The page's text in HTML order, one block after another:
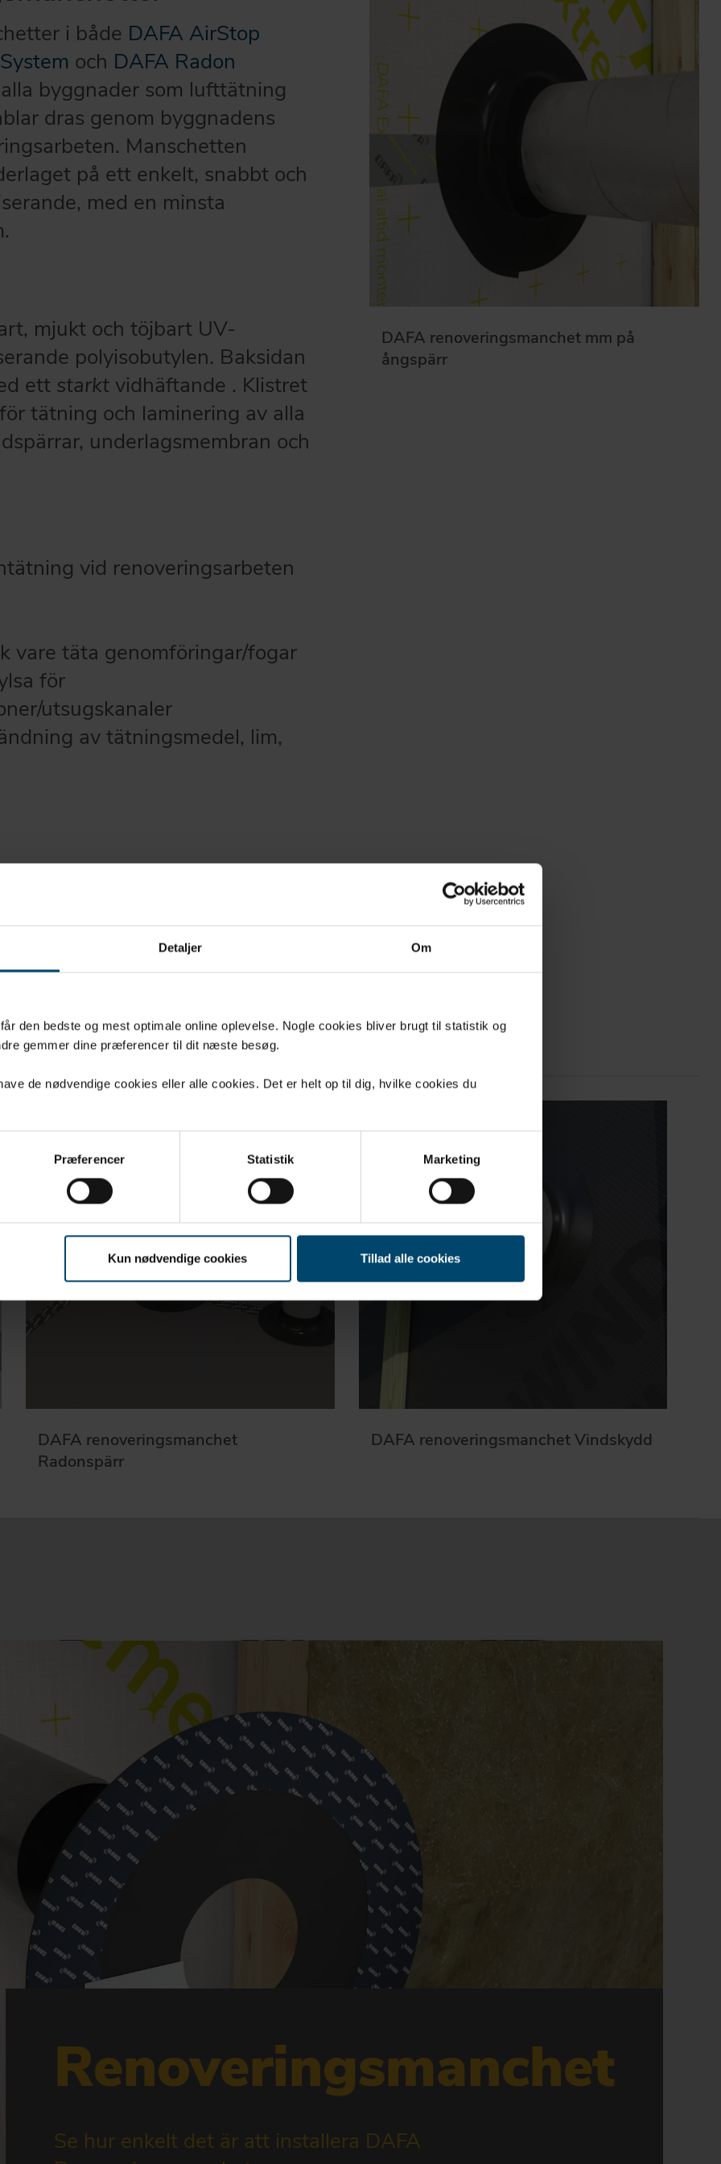
Detaljer Om
den bedste og mest optimale online oplevelse. Nogle cookies bliver brugt til statistik og
gemmer dine præferencer til dit næste besøg.
de nødvendige cookies eller alle cookies. Det er helt op til dig, hvilke cookies du
Præferencer Statistik Marketing
Kun nødvendige cookies Tillad alle cookies
DAFA renoveringsmanchet mm på
ångspärr
i både DAFA AirStop
och DAFA Radon
byggnader som lufttätning
dras genom byggnadens
Manschetten
på ett enkelt, snabbt och
med en minsta
mjukt och töjbart UV-
polyisobutylen. Baksidan
ett starktvidhäftande . Klistret
tätning och laminering av alla
underlagsmembran och
vid renoveringsarbeten
vare täta genomföringar/fogar
för
utsugskanaler
av tätningsmedel, lim,
rör från Ø5 till Ø30 mm
Ø30 till Ø80 mm
Ø80 till Ø140 mm
Ø140 till Ø180 mm
i förpackningar om 25
DAFA renoveringsmanchet
Radonspärr
DAFA renoveringsmanchet Vindskydd
Renoveringsmanchet
Se hur enkelt det är att installera DAFA